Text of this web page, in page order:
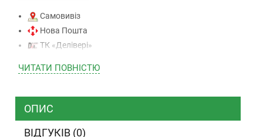
Самовивіз
Нова Пошта
ТК «Делівері»
ТК “Justin”
ТК ”УкрПошта”
ЧИТАТИ ПОВНIСТЮ
ОПИС
ВІДГУКІВ (0)